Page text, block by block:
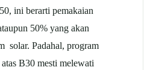
ini berarti pemakaian
50% yang akan
solar. Padahal, program
B30 mesti melewati